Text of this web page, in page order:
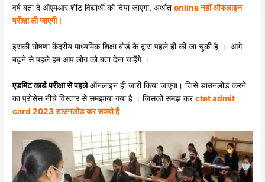
वर्ष बता दे ओएमआर शीट विद्यार्थी को दिया जाएगा, अर्थातonline नहीं ऑफलाइन
परीक्षा ली जाएगी।
इसकी घोषणा केंद्रीय माध्यमिक शिक्षा बोर्ड के द्वारा पहले ही की जा चुकी है । आगे
बढ़ने से पहले हम आप लोग को बता देना चाहेंगे ।
एडमिट कार्ड परीक्षा से पहलेऑनलाइन ही जारी किया जाएगा। जिसे डाउनलोड करने
का प्रोसेस नीचे विस्तार से समझाया गया है । जिसको समझ करctet admit
card 2023 डाउनलोड कर सकते हैं